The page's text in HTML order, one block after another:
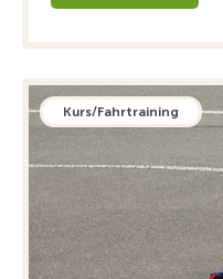
Kurs/Fahrtraining